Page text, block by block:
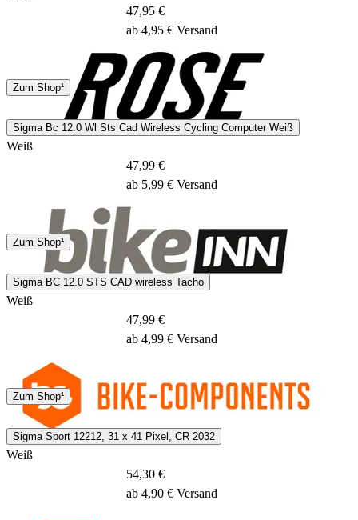
DHL
47,95 €
ab 4,95 € Versand
Zum Shop¹
Sigma Bc 12.0 Wl Sts Cad Wireless Cycling Computer Weiß
Weiß
Hermes
8 - 10 Tage
47,99 €
ab 5,99 € Versand
Zum Shop¹
Sigma BC 12.0 STS CAD wireless Tacho
Weiß
DHL
2 - 4 Tage
47,99 €
ab 4,99 € Versand
Zum Shop¹
Sigma Sport 12212, 31 x 41 Pixel, CR 2032
Weiß
54,30 €
ab 4,90 € Versand